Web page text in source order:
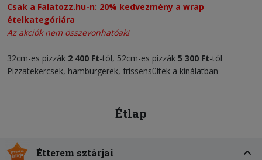
Csak a Falatozz.hu-n: 20% kedvezmény a wrap
ételkategóriára
Az akciók nem összevonhatóak!
32cm-es pizzák 2 400 Ft-tól, 52cm-es pizzák 5 300 Ft-tól
Pizzatekercsek, hamburgerek, frissensültek a kínálatban
Étlap
Étterem sztárjai